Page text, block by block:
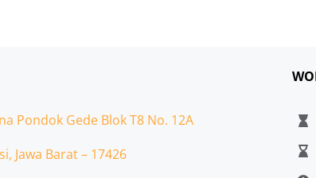
Pondok Gede Blok T8 No. 12A
Jawa Barat – 17426